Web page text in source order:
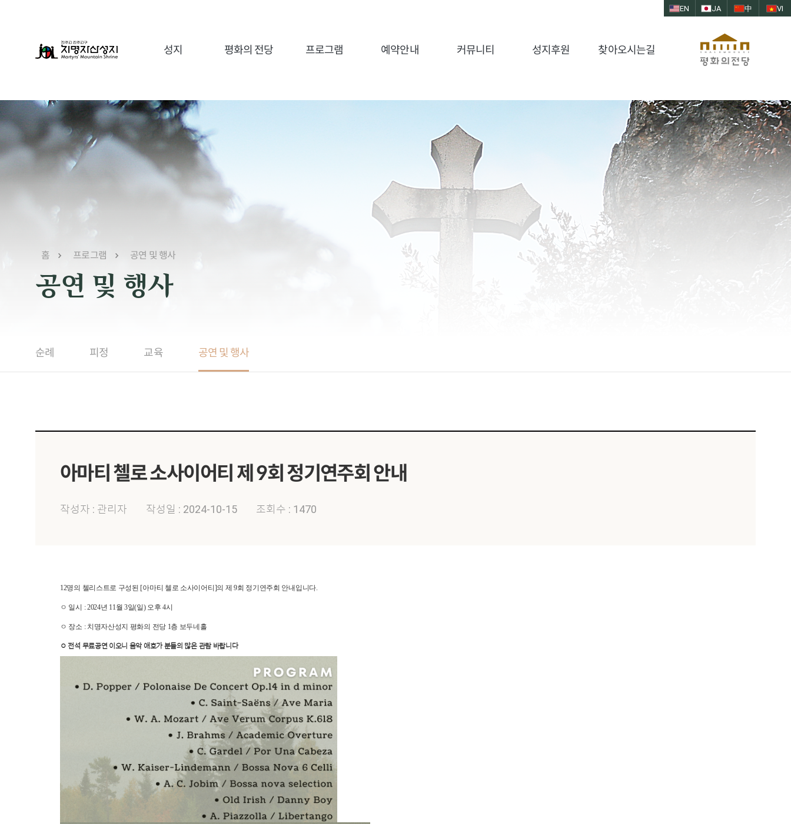
EN JA 中 VI
성지
유항검 아우구스티노
유중철 요한
유중성 마태오
평화의 전당
ME
가정사목국
레지오마리애
재속프란치스코회
프로그램 예약안내 커뮤니티 성지후원 찾아오시는길
홈 프로그램 공연 및 행사
공연 및 행사
순례 피정 교육 공연 및 행사
아마티 첼로 소사이어티 제 9회 정기연주회 안내
작성자 : 관리자 작성일 : 2024-10-15 조회수 : 1470
12명의 첼리스트로 구성된 [아마티 첼로 소사이어티]의 제 9회 정기연주회 안내입니다.
ㅇ 일시 : 2024년 11월 3일(일) 오후 4시
ㅇ 장소 : 치명자산성지 평화의 전당 1층 보두네홀
ㅇ 전석 무료공연 이오니 음악 애호가 분들의 많은 관람 바랍니다